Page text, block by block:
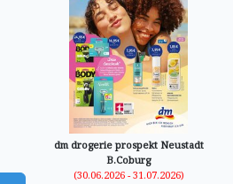
dm drogerie prospekt Neustadt
B.Coburg
(30.06.2026 - 31.07.2026)